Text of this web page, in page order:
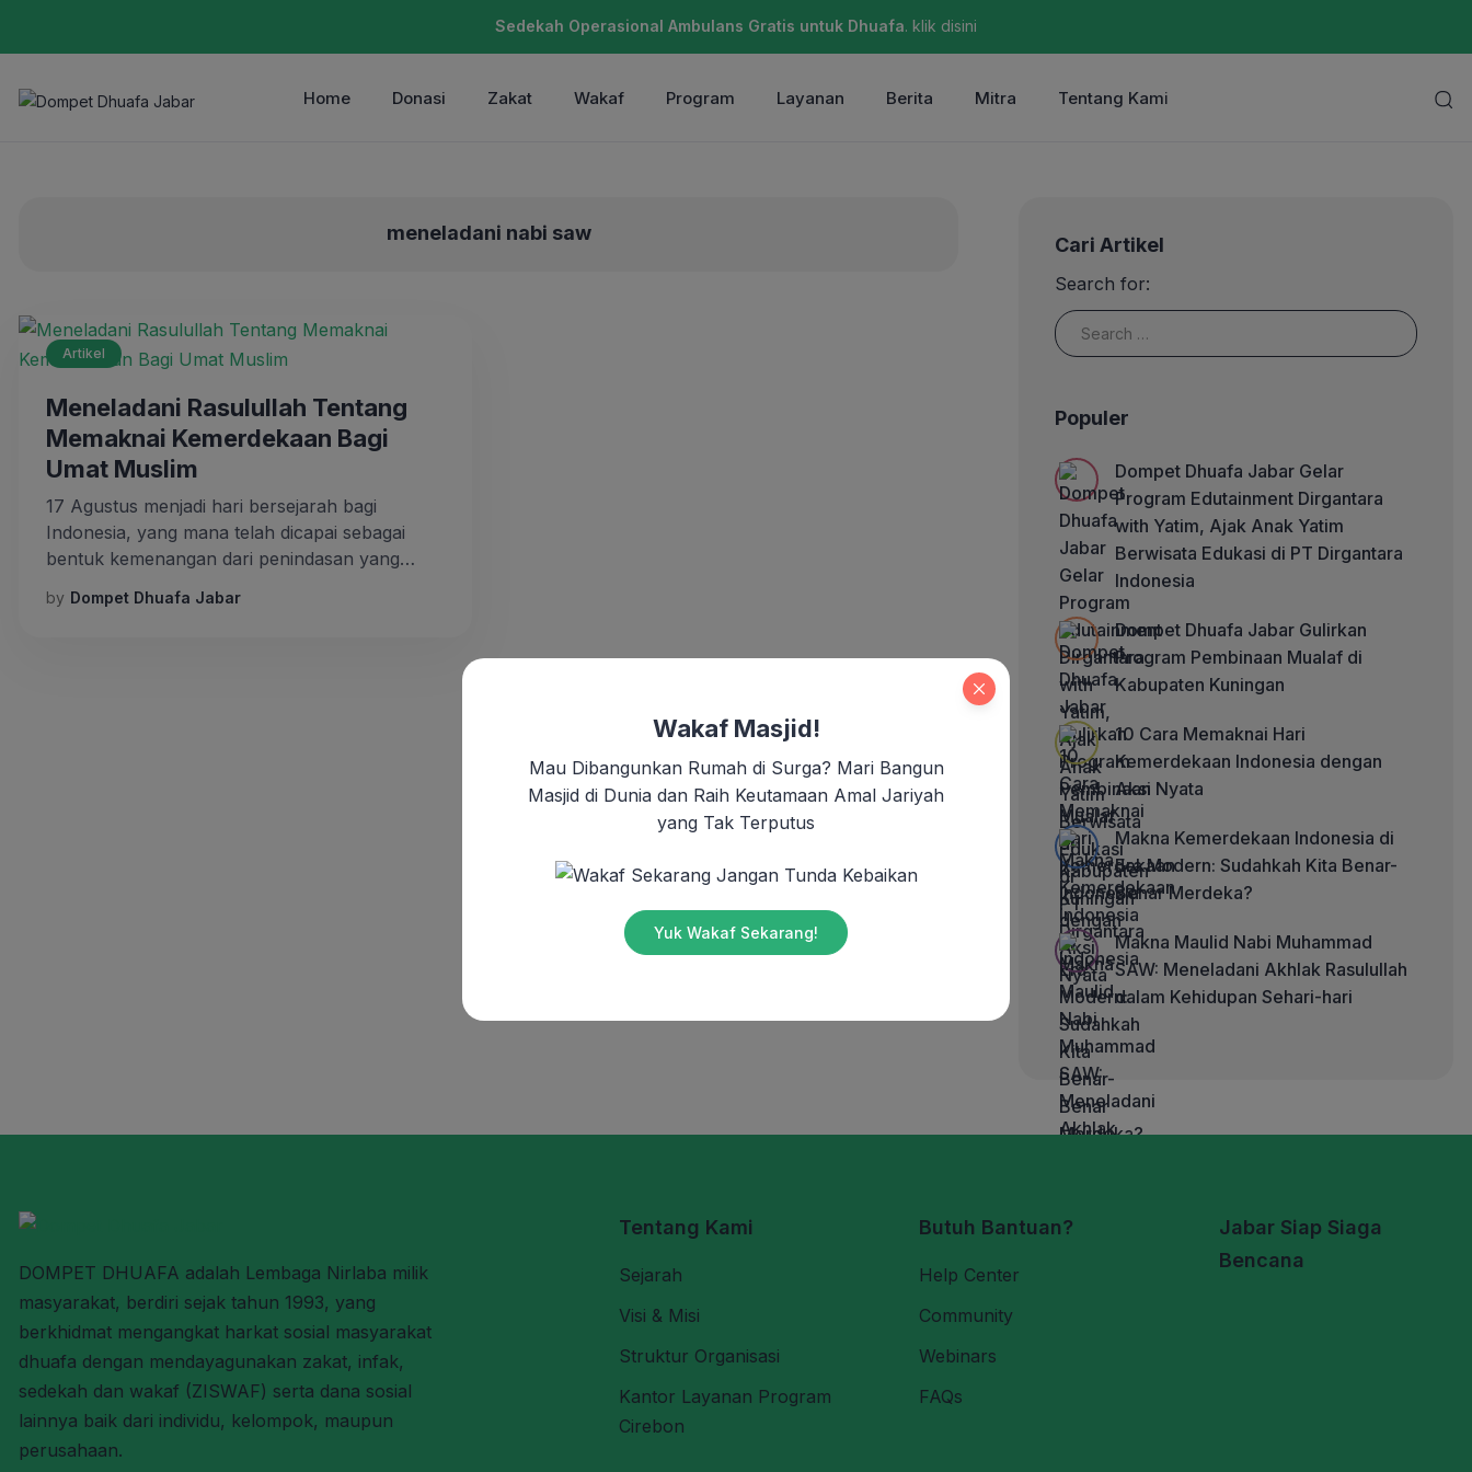
Sedekah Operasional Ambulans Gratis untuk Dhuafa. klik disini
Home Donasi Zakat Wakaf Program Layanan Berita Mitra Tentang Kami
meneladani nabi saw
Artikel
Meneladani Rasulullah Tentang
Memaknai Kemerdekaan Bagi
Umat Muslim
17 Agustus menjadi hari bersejarah bagi
Indonesia, yang mana telah dicapai sebagai
bentuk kemenangan dari penindasan yang
telah dilakukan penjajah. Tak hanya Indonesia,
hari kemenangan juga pernah dirasakan oleh
by Dompet Dhuafa Jabar
Cari Artikel
Search for:
Populer
Dompet Dhuafa Jabar Gelar
Program Edutainment Dirgantara
with Yatim, Ajak Anak Yatim
Berwisata Edukasi di PT Dirgantara
Indonesia
Dompet Dhuafa Jabar Gulirkan
Program Pembinaan Mualaf di
Kabupaten Kuningan
10 Cara Memaknai Hari
Kemerdekaan Indonesia dengan
Aksi Nyata
Makna Kemerdekaan Indonesia di
Era Modern: Sudahkah Kita Benar-
Benar Merdeka?
Makna Maulid Nabi Muhammad
SAW: Meneladani Akhlak Rasulullah
dalam Kehidupan Sehari-hari
DOMPET DHUAFA adalah Lembaga Nirlaba milik
masyarakat, berdiri sejak tahun 1993, yang
berkhidmat mengangkat harkat sosial masyarakat
dhuafa dengan mendayagunakan zakat, infak,
sedekah dan wakaf (ZISWAF) serta dana sosial
lainnya baik dari individu, kelompok, maupun
perusahaan.
Tentang Kami
Sejarah
Visi & Misi
Struktur Organisasi
Kantor Layanan Program
Cirebon
Butuh Bantuan?
Help Center
Community
Webinars
FAQs
Jabar Siap Siaga
Bencana
Wakaf Masjid!
Mau Dibangunkan Rumah di Surga? Mari Bangun
Masjid di Dunia dan Raih Keutamaan Amal Jariyah
yang Tak Terputus
Jangan Tunda Kebaikan
Yuk Wakaf Sekarang!